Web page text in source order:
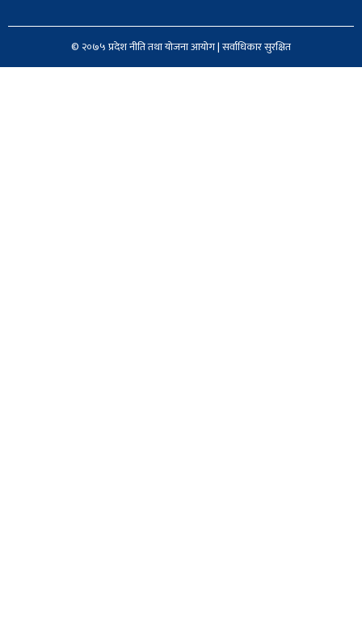
© २०७५ प्रदेश नीति तथा योजना आयोग | सर्वाधिकार सुरक्षित